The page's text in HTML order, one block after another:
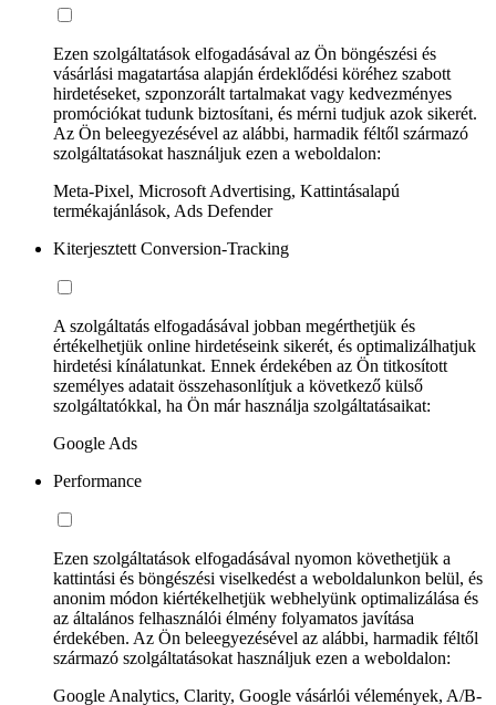
Ezen szolgáltatások elfogadásával az Ön böngészési és
vásárlási magatartása alapján érdeklődési köréhez szabott
hirdetéseket, szponzorált tartalmakat vagy kedvezményes
promóciókat tudunk biztosítani, és mérni tudjuk azok sikerét.
Az Ön beleegyezésével az alábbi, harmadik féltől származó
szolgáltatásokat használjuk ezen a weboldalon:
Meta-Pixel, Microsoft Advertising, Kattintásalapú
termékajánlások, Ads Defender
Kiterjesztett Conversion-Tracking
A szolgáltatás elfogadásával jobban megérthetjük és
értékelhetjük online hirdetéseink sikerét, és optimalizálhatjuk
hirdetési kínálatunkat. Ennek érdekében az Ön titkosított
személyes adatait összehasonlítjuk a következő külső
szolgáltatókkal, ha Ön már használja szolgáltatásaikat:
Google Ads
Performance
Ezen szolgáltatások elfogadásával nyomon követhetjük a
kattintási és böngészési viselkedést a weboldalunkon belül, és
anonim módon kiértékelhetjük webhelyünk optimalizálása és
az általános felhasználói élmény folyamatos javítása
érdekében. Az Ön beleegyezésével az alábbi, harmadik féltől
származó szolgáltatásokat használjuk ezen a weboldalon:
Google Analytics, Clarity, Google vásárlói vélemények, A/B-